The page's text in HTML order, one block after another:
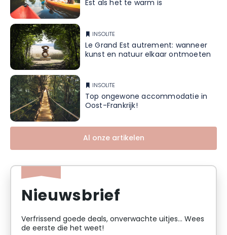
Est als het te warm is
INSOLITE
Le Grand Est autrement: wanneer
kunst en natuur elkaar ontmoeten
INSOLITE
Top ongewone accommodatie in
Oost-Frankrijk!
Al onze artikelen
Nieuwsbrief
Verfrissend goede deals, onverwachte uitjes... Wees
de eerste die het weet!